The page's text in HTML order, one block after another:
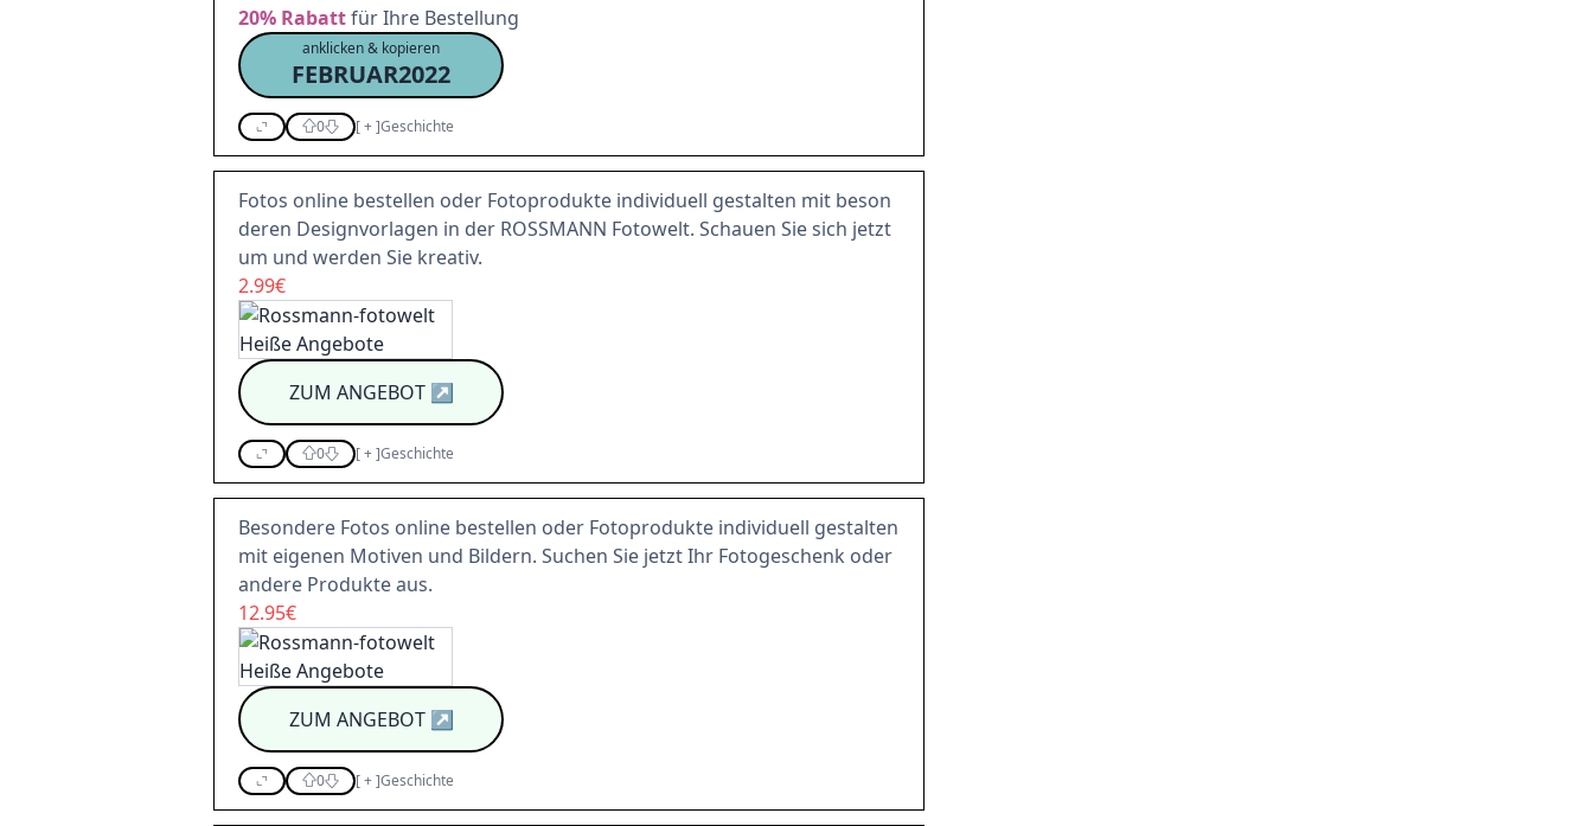
20% Rabattfür Ihre Bestellung
anklicken & kopieren
FEBRUAR2022
0 [+]Geschichte
Fotos online bestellen oder Fotoprodukte individuell gestalten mit beson
deren Designvorlagen in der ROSSMANN Fotowelt. Schauen Sie sich jetzt
um und werden Sie kreativ.
2.99€
ZUM ANGEBOT↗
0 [+]Geschichte
Besondere Fotos online bestellen oder Fotoprodukte individuell gestalten
mit eigenen Motiven und Bildern. Suchen Sie jetzt Ihr Fotogeschenk oder
andere Produkte aus.
12.95€
ZUM ANGEBOT↗
0 [+]Geschichte